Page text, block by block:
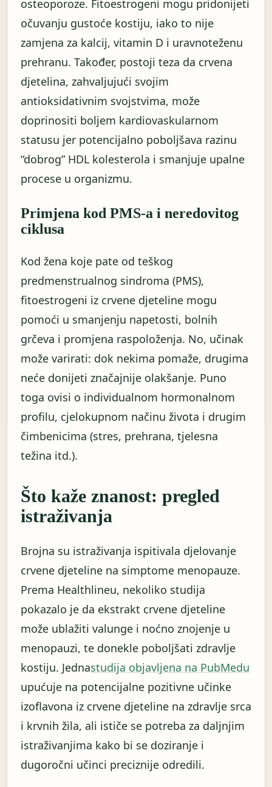
osteoporoze. Fitoestrogeni mogu pridonijeti
očuvanju gustoće kostiju, iako to nije
zamjena za kalcij, vitamin D i uravnoteženu
prehranu. Također, postoji teza da crvena
djetelina, zahvaljujući svojim
antioksidativnim svojstvima, može
doprinositi boljem kardiovaskularnom
statusu jer potencijalno poboljšava razinu
“dobrog” HDL kolesterola i smanjuje upalne
procese u organizmu.
Primjena kod PMS-a i neredovitog
ciklusa
Kod žena koje pate od teškog
predmenstrualnog sindroma (PMS),
fitoestrogeni iz crvene djeteline mogu
pomoći u smanjenju napetosti, bolnih
grčeva i promjena raspoloženja. No, učinak
može varirati: dok nekima pomaže, drugima
neće donijeti značajnije olakšanje. Puno
toga ovisi o individualnom hormonalnom
profilu, cjelokupnom načinu života i drugim
čimbenicima (stres, prehrana, tjelesna
težina itd.).
Što kaže znanost: pregled
istraživanja
Brojna su istraživanja ispitivala djelovanje
crvene djeteline na simptome menopauze.
Prema Healthlineu, nekoliko studija
pokazalo je da ekstrakt crvene djeteline
može ublažiti valunge i noćno znojenje u
menopauzi, te donekle poboljšati zdravlje
kostiju. Jednastudija objavljena na PubMedu
upućuje na potencijalne pozitivne učinke
izoflavona iz crvene djeteline na zdravlje srca
i krvnih žila, ali ističe se potreba za daljnjim
istraživanjima kako bi se doziranje i
dugoročni učinci preciznije odredili.